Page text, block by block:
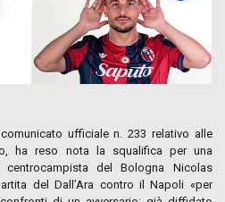
ufficiale n. 233 relativo alle
ha reso nota la squalifica per una
del Bologna Nicolas
del Dall’Ara contro il Napoli «per